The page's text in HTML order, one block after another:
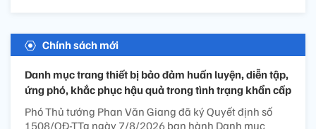
Chính sách mới
Danh mục trang thiết bị bảo đảm huấn luyện, diễn tập,
ứng phó, khắc phục hậu quả trong tình trạng khẩn cấp
Phó Thủ tướng Phan Văn Giang đã ký Quyết định số
1508/QĐ-TTg ngày 7/8/2026 ban hành Danh mục